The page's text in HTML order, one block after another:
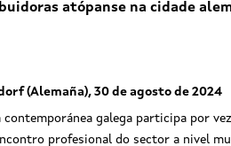
atópanse na cidade
(Alemaña), 30 de agosto de 2024
contemporánea galega participa por
profesional do sector a nivel